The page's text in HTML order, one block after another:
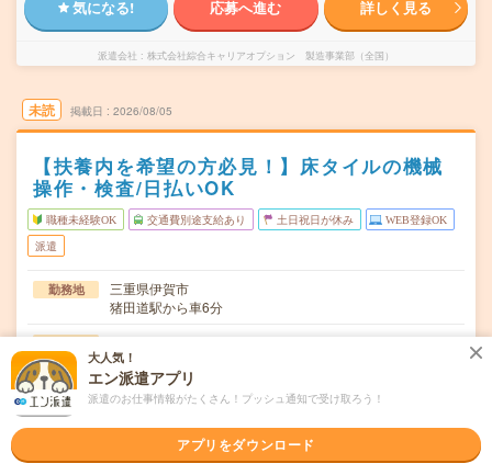
気になる! 応募へ進む 詳しく見る
派遣会社 株式会社綜合キャリアオプション 製造事業部（全国）
未読 掲載日 2026/08/05
【扶養内を希望の方必見！】床タイルの機械
操作・検査/日払いOK
職種未経験OK 交通費別途支給あり 土日祝日が休み WEB登録OK
派遣
勤務地
三重県伊賀市
猪田道駅から車6分
時間 07:50～17:0515:50～01:0520:50～08:05
期間
時給1340円
大人気！
エン派遣アプリ
派遣のお仕事情報がたくさん！プッシュ通知で受け取ろう！
アプリをダウンロード